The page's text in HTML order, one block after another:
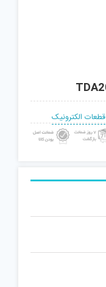
قطعات الکترونیک